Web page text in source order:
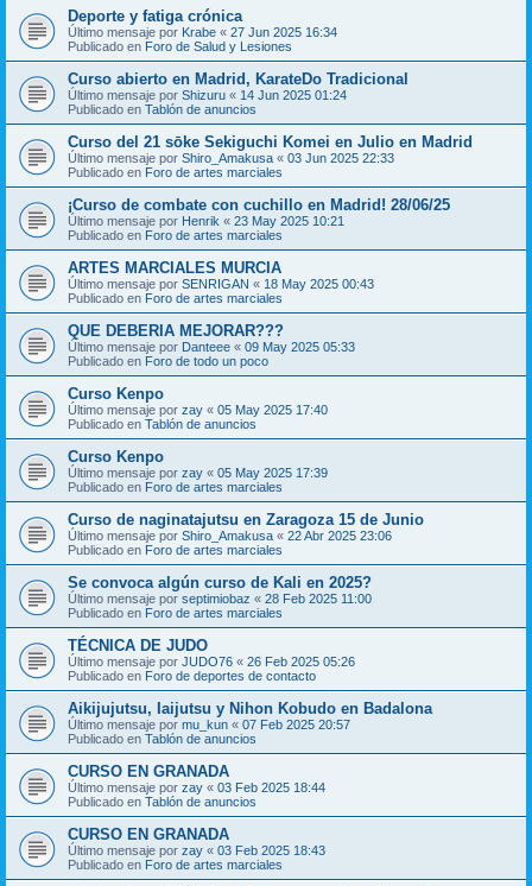
Deporte y fatiga crónica
Último mensaje por Krabe « 27 Jun 2025 16:34
Publicado en Foro de Salud y Lesiones
Curso abierto en Madrid, KarateDo Tradicional
Último mensaje por Shizuru « 14 Jun 2025 01:24
Publicado en Tablón de anuncios
Curso del 21 sōke Sekiguchi Komei en Julio en Madrid
Último mensaje por Shiro_Amakusa « 03 Jun 2025 22:33
Publicado en Foro de artes marciales
¡Curso de combate con cuchillo en Madrid! 28/06/25
Último mensaje por Henrik « 23 May 2025 10:21
Publicado en Foro de artes marciales
ARTES MARCIALES MURCIA
Último mensaje por SENRIGAN « 18 May 2025 00:43
Publicado en Foro de artes marciales
QUE DEBERIA MEJORAR???
Último mensaje por Danteee « 09 May 2025 05:33
Publicado en Foro de todo un poco
Curso Kenpo
Último mensaje por zay « 05 May 2025 17:40
Publicado en Tablón de anuncios
Curso Kenpo
Último mensaje por zay « 05 May 2025 17:39
Publicado en Foro de artes marciales
Curso de naginatajutsu en Zaragoza 15 de Junio
Último mensaje por Shiro_Amakusa « 22 Abr 2025 23:06
Publicado en Foro de artes marciales
Se convoca algún curso de Kali en 2025?
Último mensaje por septimiobaz « 28 Feb 2025 11:00
Publicado en Foro de artes marciales
TÉCNICA DE JUDO
Último mensaje por JUDO76 « 26 Feb 2025 05:26
Publicado en Foro de deportes de contacto
Aikijujutsu, Iaijutsu y Nihon Kobudo en Badalona
Último mensaje por mu_kun « 07 Feb 2025 20:57
Publicado en Tablón de anuncios
CURSO EN GRANADA
Último mensaje por zay « 03 Feb 2025 18:44
Publicado en Tablón de anuncios
CURSO EN GRANADA
Último mensaje por zay « 03 Feb 2025 18:43
Publicado en Foro de artes marciales